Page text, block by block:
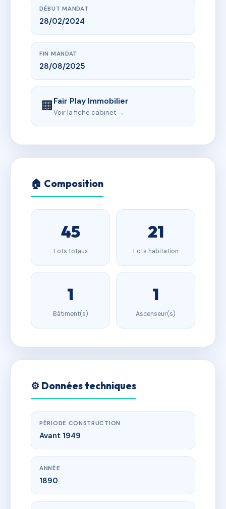
DÉBUT MANDAT
28/02/2024
FIN MANDAT
28/08/2025
🏢Fair Play Immobilier
Voir la fiche cabinet →
🏠 Composition
45
Lots totaux
21
Lots habitation
1
Bâtiment(s)
1
Ascenseur(s)
⚙️ Données techniques
PÉRIODE CONSTRUCTION
Avant 1949
ANNÉE
1890